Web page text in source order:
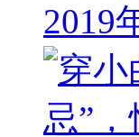
2019